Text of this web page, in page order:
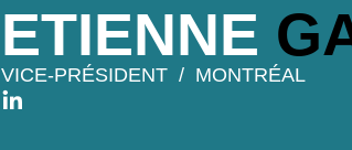
ETIENNE
VICE-PRÉSIDENT MONTRÉAL